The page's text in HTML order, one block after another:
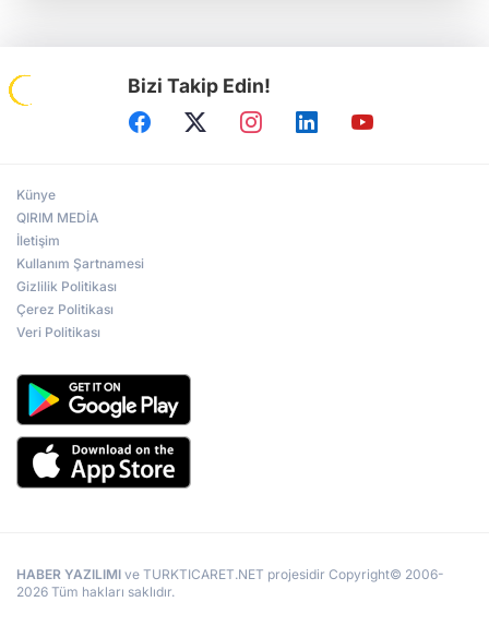
Bizi Takip Edin!
Künye
QIRIM MEDİA
İletişim
Kullanım Şartnamesi
Gizlilik Politikası
Çerez Politikası
Veri Politikası
HABER YAZILIMI ve TURKTICARET.NET projesidir Copyright© 2006-
2026 Tüm hakları saklıdır.